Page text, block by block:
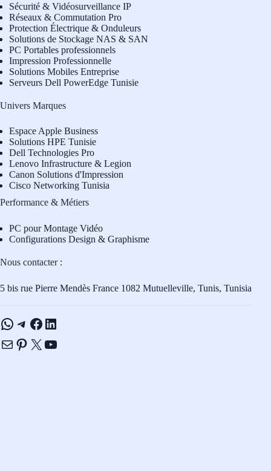
Sécurité & Vidéosurveillance IP
Réseaux & Commutation Pro
Protection Électrique & Onduleurs
Solutions de Stockage NAS & SAN
PC Portables professionnels
Impression Professionnelle
Solutions Mobiles Entreprise
Serveurs Dell PowerEdge Tunisie
Univers Marques
Espace Apple Business
Solutions HPE Tunisie
Dell Technologies Pro
Lenovo Infrastructure & Legion
Canon Solutions d'Impression
Cisco Networking Tunisia
Performance & Métiers
PC pour Montage Vidéo
Configurations Design & Graphisme
Nous contacter :
5 bis rue Pierre Mendès France 1082 Mutuelleville, Tunis, Tunisia
WhatsApp
Telegram
Facebook
LinkedIn
E-mailPinterest
X YouTube